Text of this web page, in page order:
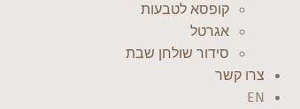
קופסא לטבעות
אגרטל
סידור שולחן שבת
צרו קשר
EN